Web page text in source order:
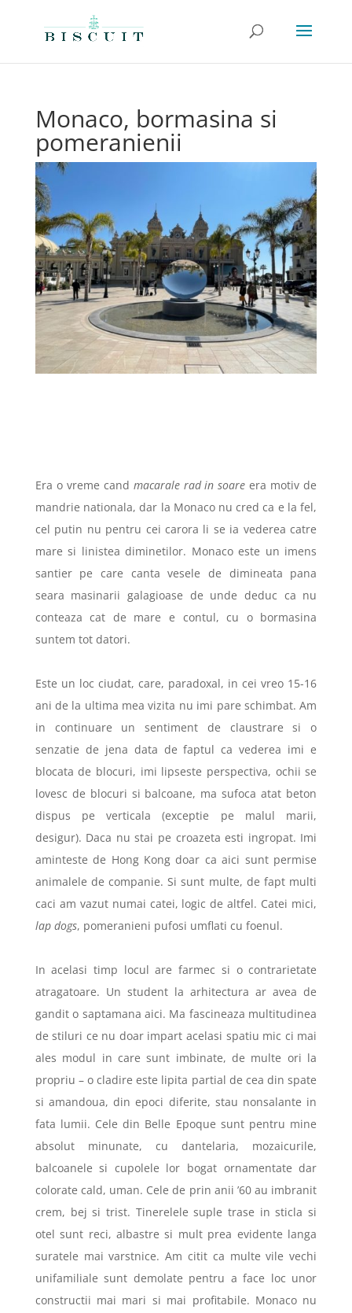
Monaco, bormasina si
pomeranienii
Era o vreme cand macarale rad in soareera motiv de
mandrie nationala, dar la Monaco nu cred ca e la fel,
cel putin nu pentru cei carora li se ia vederea catre
mare si linistea diminetilor. Monaco este un imens
santier pe care canta vesele de dimineata pana
seara masinarii galagioase de unde deduc ca nu
conteaza cat de mare e contul, cu o bormasina
suntem tot datori.
Este un loc ciudat, care, paradoxal, in cei vreo 15-16
ani de la ultima mea vizita nu imi pare schimbat. Am
in continuare un sentiment de claustrare si o
senzatie de jena data de faptul ca vederea imi e
blocata de blocuri, imi lipseste perspectiva, ochii se
lovesc de blocuri si balcoane, ma sufoca atat beton
dispus pe verticala (exceptie pe malul marii,
desigur). Daca nu stai pe croazeta esti ingropat. Imi
aminteste de Hong Kong doar ca aici sunt permise
animalele de companie. Si sunt multe, de fapt multi
caci am vazut numai catei, logic de altfel. Catei mici,
lap dogs, pomeranieni pufosi umflati cu foenul.
In acelasi timp locul are farmec si o contrarietate
atragatoare. Un student la arhitectura ar avea de
gandit o saptamana aici. Ma fascineaza multitudinea
de stiluri ce nu doar impart acelasi spatiu mic ci mai
ales modul in care sunt imbinate, de multe ori la
propriu – o cladire este lipita partial de cea din spate
si amandoua, din epoci diferite, stau nonsalante in
fata lumii. Cele din Belle Epoque sunt pentru mine
absolut minunate, cu dantelaria, mozaicurile,
balcoanele si cupolele lor bogat ornamentate dar
colorate cald, uman. Cele de prin anii ’60 au imbranit
crem, bej si trist. Tinerelele suple trase in sticla si
otel sunt reci, albastre si mult prea evidente langa
suratele mai varstnice. Am citit ca multe vile vechi
unifamiliale sunt demolate pentru a face loc unor
constructii mai mari si mai profitabile. Monaco nu